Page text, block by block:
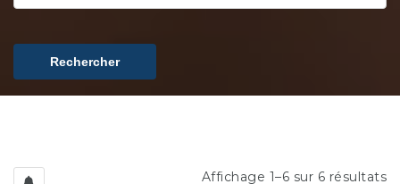
Rechercher
Affichage 1–6 sur 6 résultats